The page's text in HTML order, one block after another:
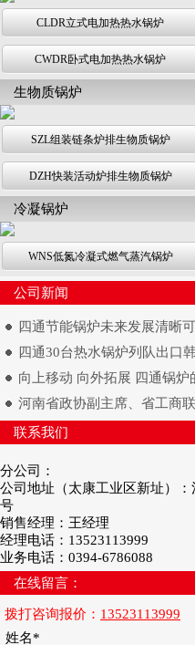
CLDR立式电加热热水锅炉
CWDR卧式电加热热水锅炉
生物质锅炉
SZL组装链条炉排生物质锅炉
DZH快装活动炉排生物质锅炉
冷凝锅炉
WNS低氮冷凝式燃气蒸汽锅炉
公司新闻
四通节能锅炉未来发展清晰
四通30台热水锅炉列队出口
向上移动 向外拓展 四通锅炉
河南省政协副主席、省工商
联系我们
分公司：
公司地址（太康工业区新址）
号
销售经理：王经理
经理电话：13523113999
业务电话：0394-6786088
在线留言：
拨打咨询报价： 13523113999
姓名*